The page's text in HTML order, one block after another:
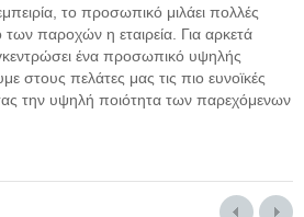
το προσωπικό μιλάει πολλές
παροχών η εταιρεία. Για αρκετά
ένα προσωπικό υψηλής
στους πελάτες μας τις πιο ευνοϊκές
την υψηλή ποιότητα των παρεχόμενων